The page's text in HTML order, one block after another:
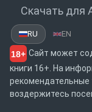
Скачать для
RU EN
18+ Сайт может
книги 16+. На
рекомендательные
воздержитесь